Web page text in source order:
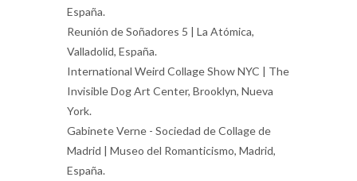
España.
Reunión de Soñadores 5 | La Atómica,
Valladolid, España.
International Weird Collage Show NYC | The
Invisible Dog Art Center, Brooklyn, Nueva
York.
Gabinete Verne - Sociedad de Collage de
Madrid | Museo del Romanticismo, Madrid,
España.